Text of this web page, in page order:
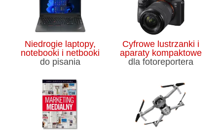
Niedrogie laptopy,
notebooki i netbooki
do pisania
Cyfrowe lustrzanki i
aparaty kompaktowe
dla fotoreportera